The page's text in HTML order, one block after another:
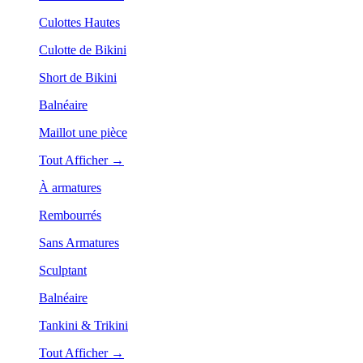
Culottes Hautes
Culotte de Bikini
Short de Bikini
Balnéaire
Maillot une pièce
Tout Afficher →
À armatures
Rembourrés
Sans Armatures
Sculptant
Balnéaire
Tankini & Trikini
Tout Afficher →